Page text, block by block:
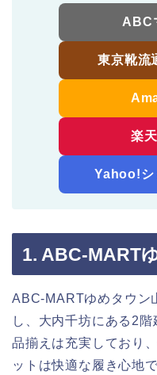
ABC
東京靴流
楽
Yahoo!シ
1. ABC-MART
ABC-MARTゆめタウン
し、大内千坊にある2
品揃えは充実しており
ットは快適な履き心地